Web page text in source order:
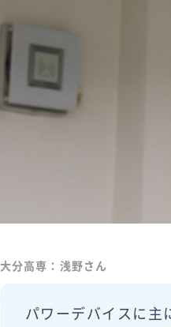
大分高専：浅野さん
パワーデバイスに主